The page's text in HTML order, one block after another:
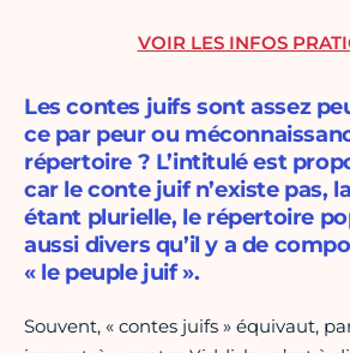
Les contes juifs sont assez
ce par peur ou
répertoire ? L’intitulé est
car le conte juif n’existe pas,
étant plurielle, le répertoire
aussi divers qu’il y a de
« le peuple juif ».
Souvent, « contes juifs » équivaut,
VOIR LES INFOS